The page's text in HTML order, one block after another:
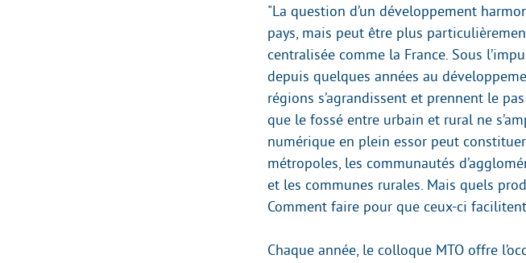
"La question d’un développement
pays, mais peut être plus
centralisée comme la France. Sous
depuis quelques années au
régions s’agrandissent et prennent le
que le fossé entre urbain et rural ne
numérique en plein essor peut
métropoles, les communautés
et les communes rurales. Mais quels
Comment faire pour que ceux-ci
Chaque année, le colloque MTO offre